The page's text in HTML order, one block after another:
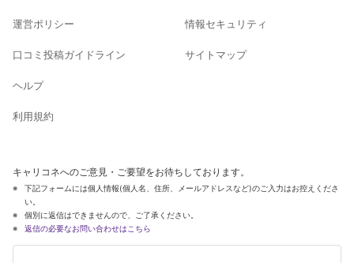
運営ポリシー
口コミ投稿ガイドライン
ヘルプ
利用規約
情報セキュリティ
サイトマップ
キャリコネへのご意見・ご要望をお待ちしております。
下記フォームには個人情報(個人名、住所、メールアドレスなど)のご入力はお控えくださ
い。
個別に返信はできませんので、ご了承ください。
返信の必要なお問い合わせはこちら